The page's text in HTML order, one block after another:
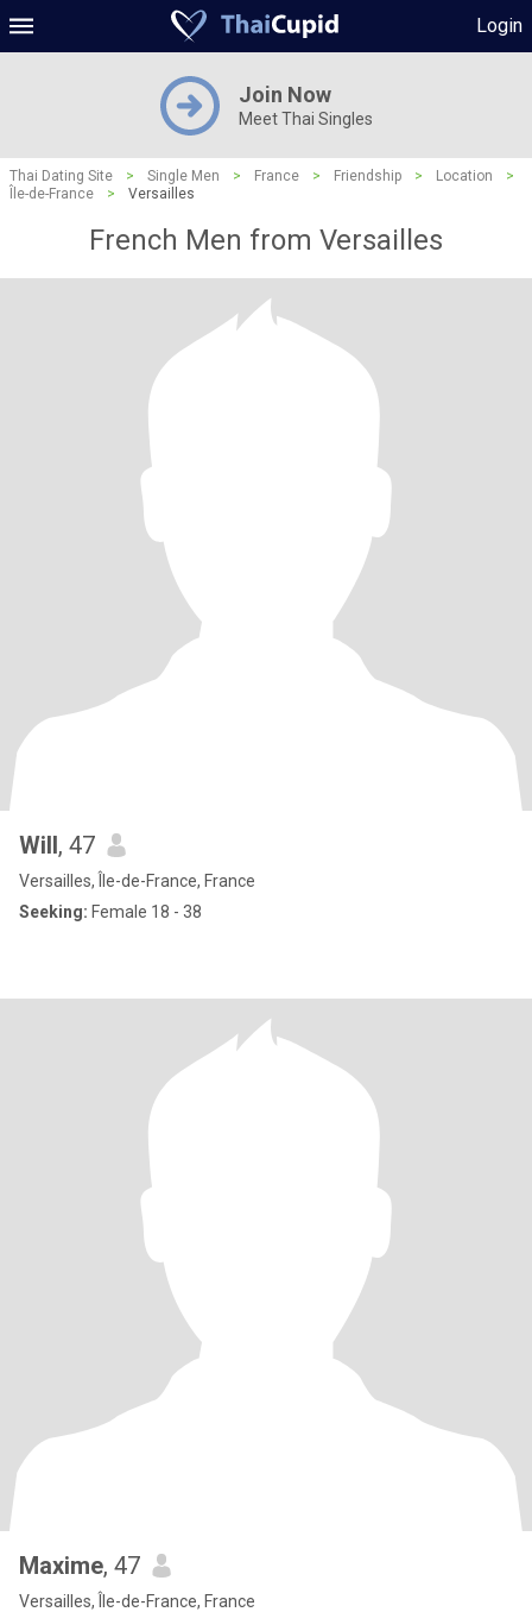
Login
Join Now
Meet Thai Singles
Thai Dating Site > Single Men > France > Friendship > Location
>
Île-de-France
> Versailles
French Men from Versailles
Will, 47
Versailles, Île-de-France, France
Seeking: Female 18 - 38
Maxime, 47
Versailles, Île-de-France, France